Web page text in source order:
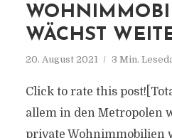
WÄCHST
20. August 2021 3 Min.
Click to rate this
allem in den Metropolen
private Wohnimmobilien